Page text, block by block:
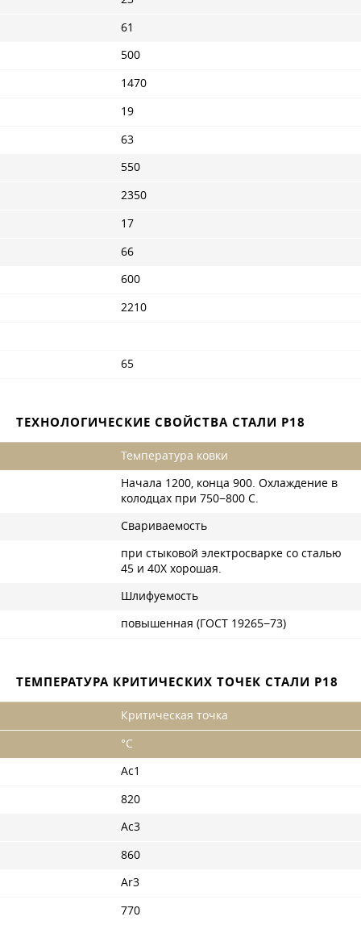
61
500
1470
19
63
550
2350
17
66
600
2210
65
ТЕХНОЛОГИЧЕСКИЕ СВОЙСТВА СТАЛИ Р18
Температура ковки
Начала 1200, конца 900. Охлаждение в
колодцах при 750−800 С.
Свариваемость
при стыковой электросварке со сталью
45 и 40Х хорошая.
Шлифуемость
повышенная (ГОСТ 19265−73)
ТЕМПЕРАТУРА КРИТИЧЕСКИХ ТОЧЕК СТАЛИ Р18
Критическая точка
°С
Ac1
820
Ac3
860
Ar3
770